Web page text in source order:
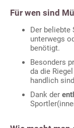
Für wen sind
Der beliebte
unterwegs
benötigt.
Besonders
da die Riegel
handlich
Dank der